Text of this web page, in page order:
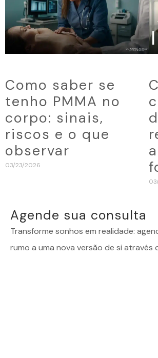
Como saber se
tenho PMMA no
corpo: sinais,
riscos e o que
observar
03/23/2026
Agende sua consulta
Transforme sonhos em realidade:
rumo a uma nova versão de si através